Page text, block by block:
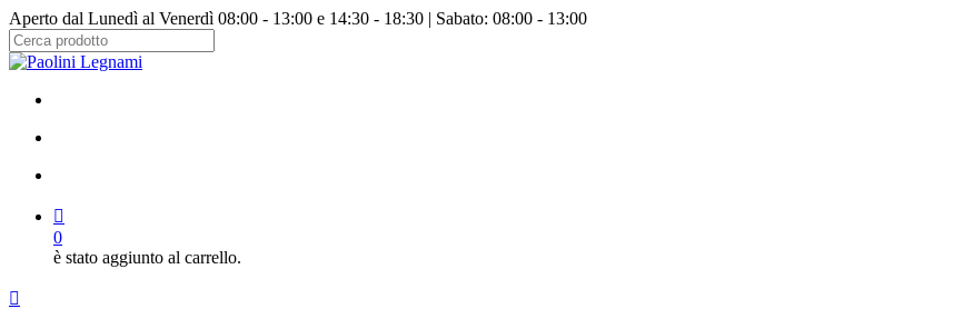
Salta
al
contenuto
Aperto dal Lunedì al Venerdì 08:00 - 13:00 e 14:30 - 18:30 | Sabato: 08:00 - 13:00
Chiudi
0
è stato aggiunto al carrello.
Menu
cerca
account